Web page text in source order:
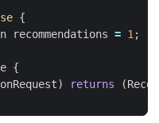
{
recommendations = 1;
{
) returns (